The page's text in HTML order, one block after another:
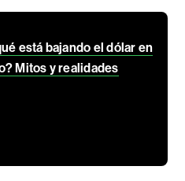
está bajando el dólar en
Mitos y realidades